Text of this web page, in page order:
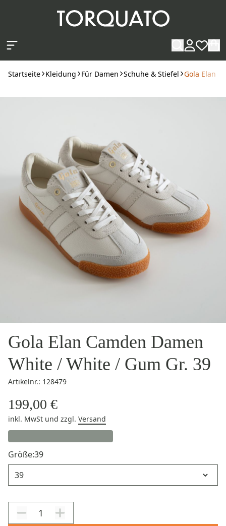
Startseite Kleidung Für Damen Schuhe & Stiefel Gola Elan
Gola Elan Camden Damen
White / White / Gum Gr. 39
Artikelnr.: 128479
199,00 €
inkl. MwSt und zzgl. Versand
Größe:39